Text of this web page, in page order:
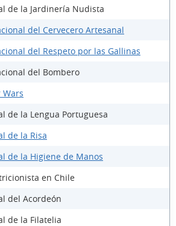
de la Jardinería Nudista
del Cervecero Artesanal
del Respeto por las Gallinas
del Bombero
Wars
de la Lengua Portuguesa
de la Risa
de la Higiene de Manos
en Chile
del Acordeón
de la Filatelia